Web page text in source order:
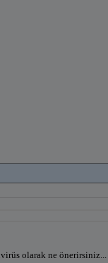
olarak ne önerirsiniz...